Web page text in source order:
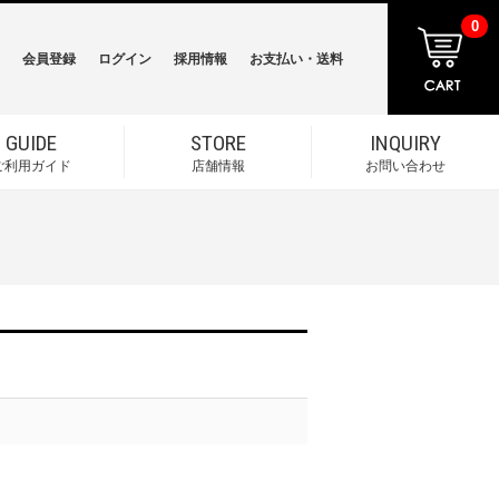
GUIDE
利用ガイド
STORE
店舗情報
INQUIRY
お問い合わせ
会員登録 ログイン 採用情報 お支払い・送料
0